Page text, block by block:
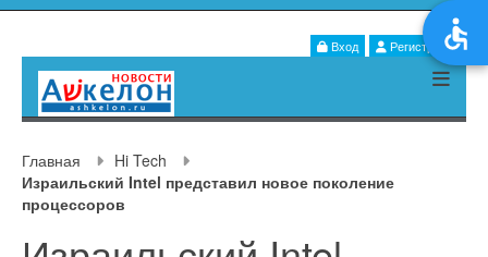
Вход Регистрация
Главная
Hi Tech
Израильский Intel представил новое поколение
процессоров